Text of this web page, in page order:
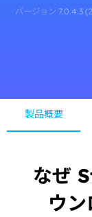
バージョン 7.0.4.3
製品概要
なぜ
ウ